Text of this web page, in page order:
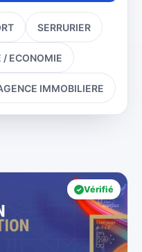
SERRURIER
/ ECONOMIE
IMMOBILIERE
Vérifié